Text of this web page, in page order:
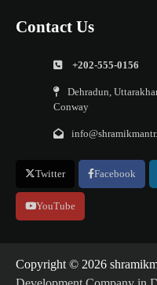
Contact Us
+202-555-0156
Dehradun,
Conway
Twitter Facebook
YouTube
Copyright ©️ 2026